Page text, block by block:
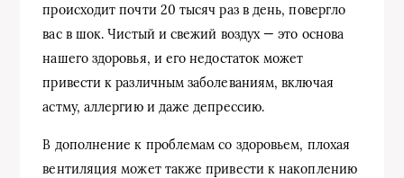
происходит почти 20 тысяч раз в день, повергло
вас в шок. Чистый и свежий воздух — это основа
нашего здоровья, и его недостаток может
привести к различным заболеваниям, включая
астму, аллергию и даже депрессию.
В дополнение к проблемам со здоровьем, плохая
вентиляция может также привести к накоплению